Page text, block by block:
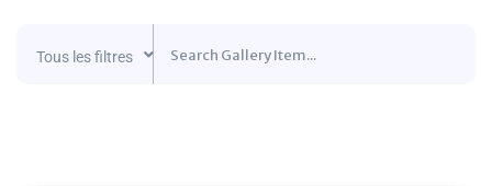
Tous les filtres